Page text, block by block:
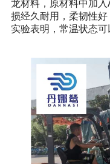
龙材料，原材料中加
损经久耐用，柔韧性好
实验表明，常温状态可